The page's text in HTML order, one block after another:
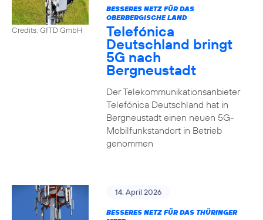
Credits: GfTD GmbH
BESSERES NETZ FÜR DAS
OBERBERGISCHE LAND
Telefónica
Deutschland bringt
5G nach
Bergneustadt
Der Telekommunikationsanbieter
Telefónica Deutschland hat in
Bergneustadt einen neuen 5G-
Mobilfunkstandort in Betrieb
genommen
14. April 2026
BESSERES NETZ FÜR DAS THÜRINGER